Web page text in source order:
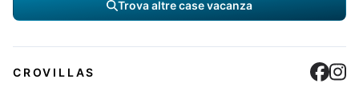
Trova altre case vacanza
CROVILLAS